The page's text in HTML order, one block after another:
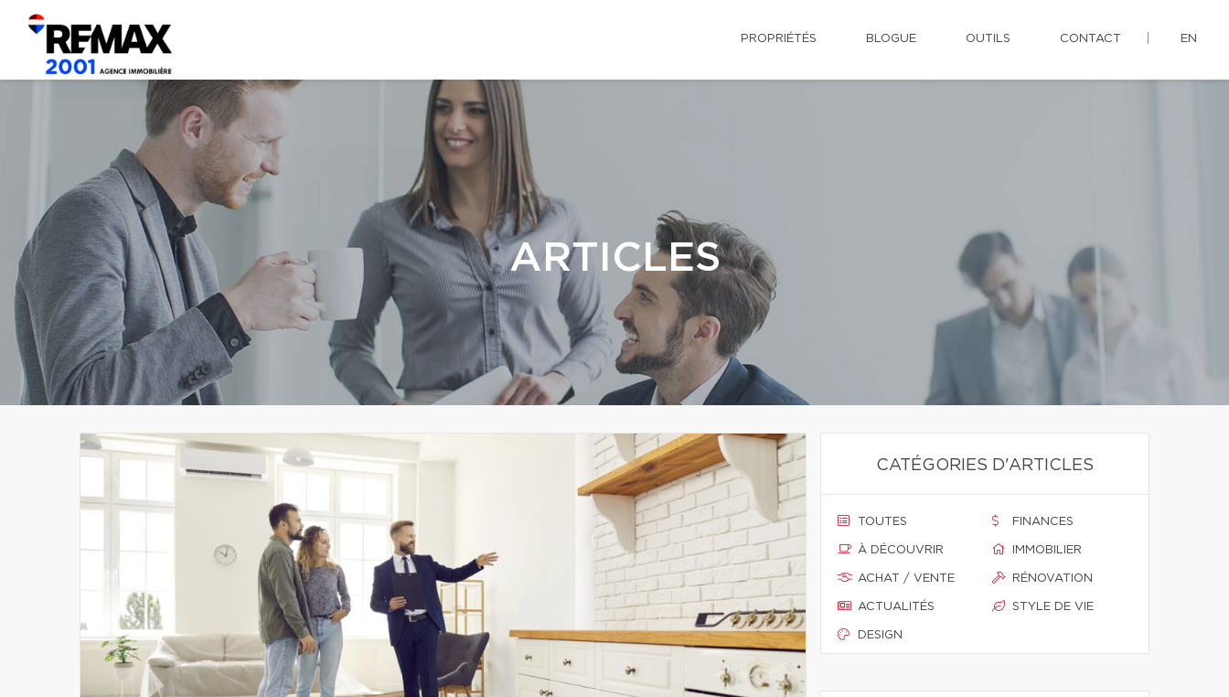
PROPRIÉTÉS BLOGUE OUTILS CONTACT EN
ARTICLES
CATÉGORIES D'ARTICLES
TOUTES
À DÉCOUVRIR
ACHAT / VENTE
ACTUALITÉS
DESIGN
FINANCES
IMMOBILIER
RÉNOVATION
STYLE DE VIE